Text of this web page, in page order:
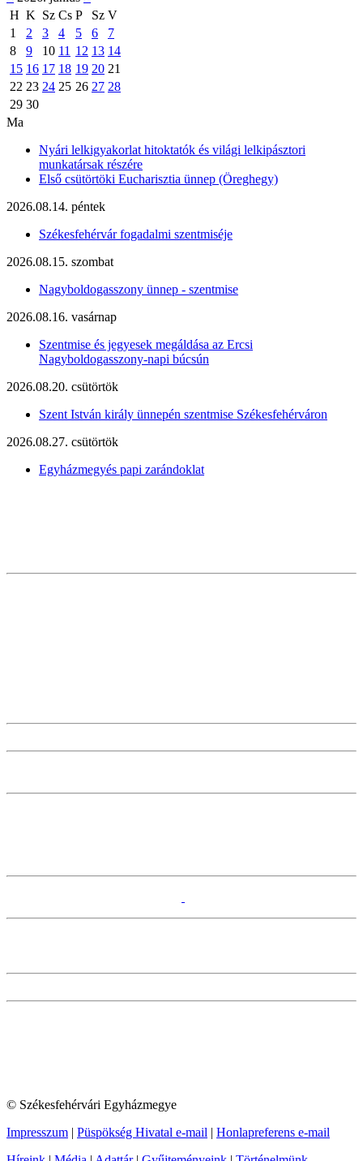
H K Sz Cs P Sz V
1
2 3 4 5 6
7
8
9 10 11 12 13 14
15 16 17 18 19 20 21
22 23 24 25 26 27 28
29 30
Ma
Nyári lelkigyakorlat hitoktatók és világi lelkipásztori
munkatársak részére
Első csütörtöki Eucharisztia ünnep (Öreghegy)
2026.08.14. péntek
Székesfehérvár fogadalmi szentmiséje
2026.08.15. szombat
Nagyboldogasszony ünnep - szentmise
2026.08.16. vasárnap
Szentmise és jegyesek megáldása az Ercsi
Nagyboldogasszony-napi búcsún
2026.08.20. csütörtök
Szent István király ünnepén szentmise Székesfehérváron
2026.08.27. csütörtök
Egyházmegyés papi zarándoklat
© Székesfehérvári Egyházmegye
Impresszum | Püspökség Hivatal e-mail | Honlapreferens e-mail